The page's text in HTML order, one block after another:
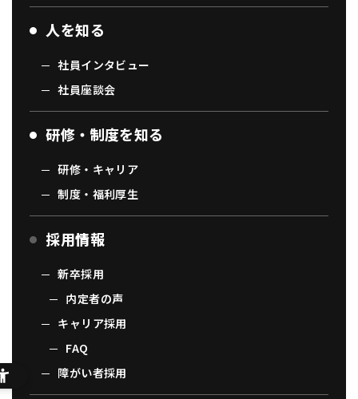
人を知る
社員インタビュー
社員座談会
研修・制度を知る
研修・キャリア
制度・福利厚生
採用情報
新卒採用
内定者の声
キャリア採用
FAQ
障がい者採用